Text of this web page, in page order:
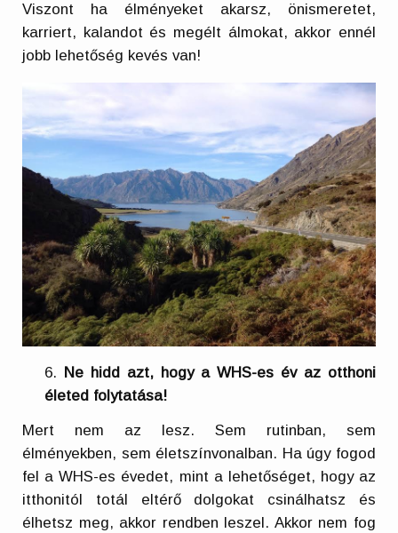
Viszont ha élményeket akarsz, önismeretet,
karriert, kalandot és megélt álmokat, akkor ennél
jobb lehetőség kevés van!
Ne hidd azt, hogy a WHS-es év az otthoni
életed folytatása!
Mert nem az lesz. Sem rutinban, sem
élményekben, sem életszínvonalban. Ha úgy fogod
fel a WHS-es évedet, mint a lehetőséget, hogy az
itthonitól totál eltérő dolgokat csinálhatsz és
élhetsz meg, akkor rendben leszel. Akkor nem fog